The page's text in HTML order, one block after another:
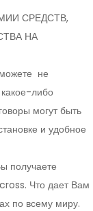
СРЕДСТВ,
НА
не
либо
могут быть
и удобное
получаете
Что дает Вам
по всему миру.